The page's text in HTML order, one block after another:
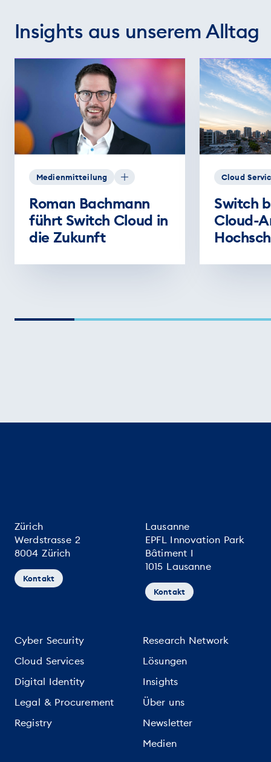
Insights aus unserem Alltag
Medienmitteilung
Roman Bachmann
führt Switch Cloud in
die Zukunft
Cloud
Switch
Cloud-
Zürich
Werdstrasse 2
8004 Zürich
Kontakt
Lausanne
EPFL Innovation Park
Bâtiment I
1015 Lausanne
Kontakt
Cyber Security
Cloud Services
Digital Identity
Legal & Procurement
Registry
Research Network
Lösungen
Insights
Über uns
Newsletter
Medien